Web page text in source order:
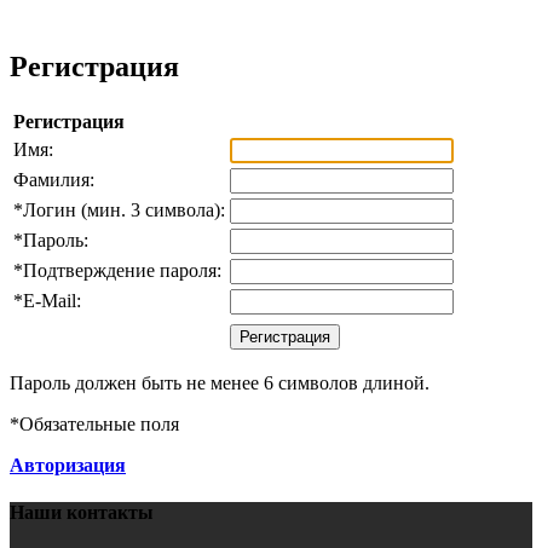
Регистрация
Регистрация
Имя:
Фамилия:
*Логин (мин. 3 символа):
*Пароль:
*Подтверждение пароля:
*E-Mail:
Пароль должен быть не менее 6 символов длиной.
*Обязательные поля
Авторизация
Наши контакты